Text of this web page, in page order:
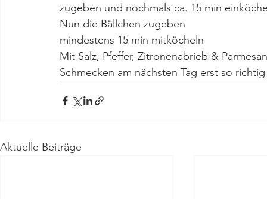
zugeben und nochmals ca. 15 min
Nun die Bällchen zugeben
mindestens 15 min mitköcheln
Mit Salz, Pfeffer, Zitronenabrieb &
Schmecken am nächsten Tag erst so
Aktuelle Beiträge